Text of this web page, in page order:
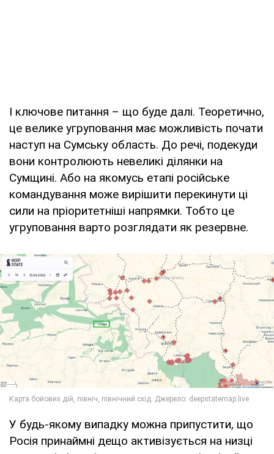
І ключове питання – що буде далі. Теоретично,
це велике угруповання має можливість почати
наступ на Сумську область. До речі, подекуди
вони контролюють невеликі ділянки на
Сумщині. Або на якомусь етапі російське
командування може вирішити перекинути ці
сили на пріоритетніші напрямки. Тобто це
угруповання варто розглядати як резервне.
У будь-якому випадку можна припустити, що
Росія принаймні дещо активізується на низці